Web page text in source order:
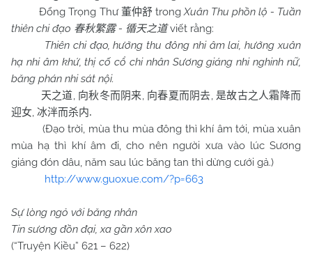
Đổng Trọng Thư 董仲舒trongXuân Thu phồn lộ - Tuần
thiên chi đạo 春秋繁露- 循天之道viết rằng:
Thiên chi đạo, hướng thu đông nhi âm lai, hướng xuân
hạ nhi âm khứ, thị cố cổ chi nhân Sương giáng nhi nghinh nữ,
băng phán nhi sát nội.
天之道, 向秋冬而阴来, 向春夏而阴去,是故古之人霜降而
迎女, 冰泮而杀内.
(Đạo trời, mùa thu mùa đông thì khí âm tới, mùa xuân
mùa hạ thì khí âm đi, cho nên người xưa vào lúc Sương
giáng đón dâu, năm sau lúc băng tan thì dừng cưới gả.)
http://www.guoxue.com/?p=663
Sự lòng ngỏ với băng nhân
Tin sương đồn đại, xa gần xôn xao
(“Truyện Kiều” 621 – 622)